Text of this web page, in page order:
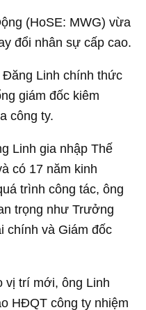
(HoSE: MWG) vừa
đổi nhân sự cấp cao.
Linh chính thức
giám đốc kiêm
công ty.
Linh gia nhập Thế
có 17 năm kinh
trình công tác, ông
trọng như Trưởng
chính và Giám đốc
vị trí mới, ông Linh
HĐQT công ty nhiệm